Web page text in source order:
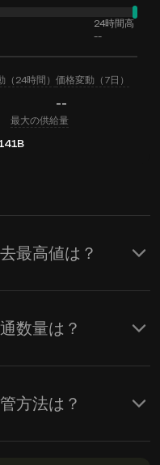
24時間高
--
（24時間）価格変動（7日）
--
最大の供給量
1B
最高値は？
数量は？
方法は？